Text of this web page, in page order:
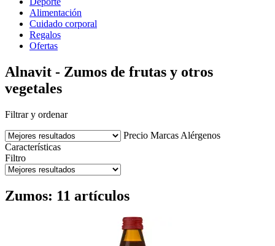
Alimentación
Cuidado corporal
Regalos
Ofertas
Alnavit - Zumos de frutas y otros
vegetales
Filtrar y ordenar
Precio Marcas Alérgenos
Características
Filtro
Zumos: 11 artículos